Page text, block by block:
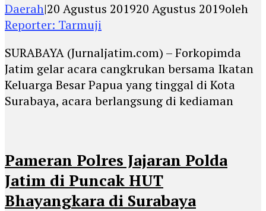
Daerah|20 Agustus 201920 Agustus 2019oleh
Reporter: Tarmuji
SURABAYA (Jurnaljatim.com) – Forkopimda
Jatim gelar acara cangkrukan bersama Ikatan
Keluarga Besar Papua yang tinggal di Kota
Surabaya, acara berlangsung di kediaman
Pameran Polres Jajaran Polda
Jatim di Puncak HUT
Bhayangkara di Surabaya